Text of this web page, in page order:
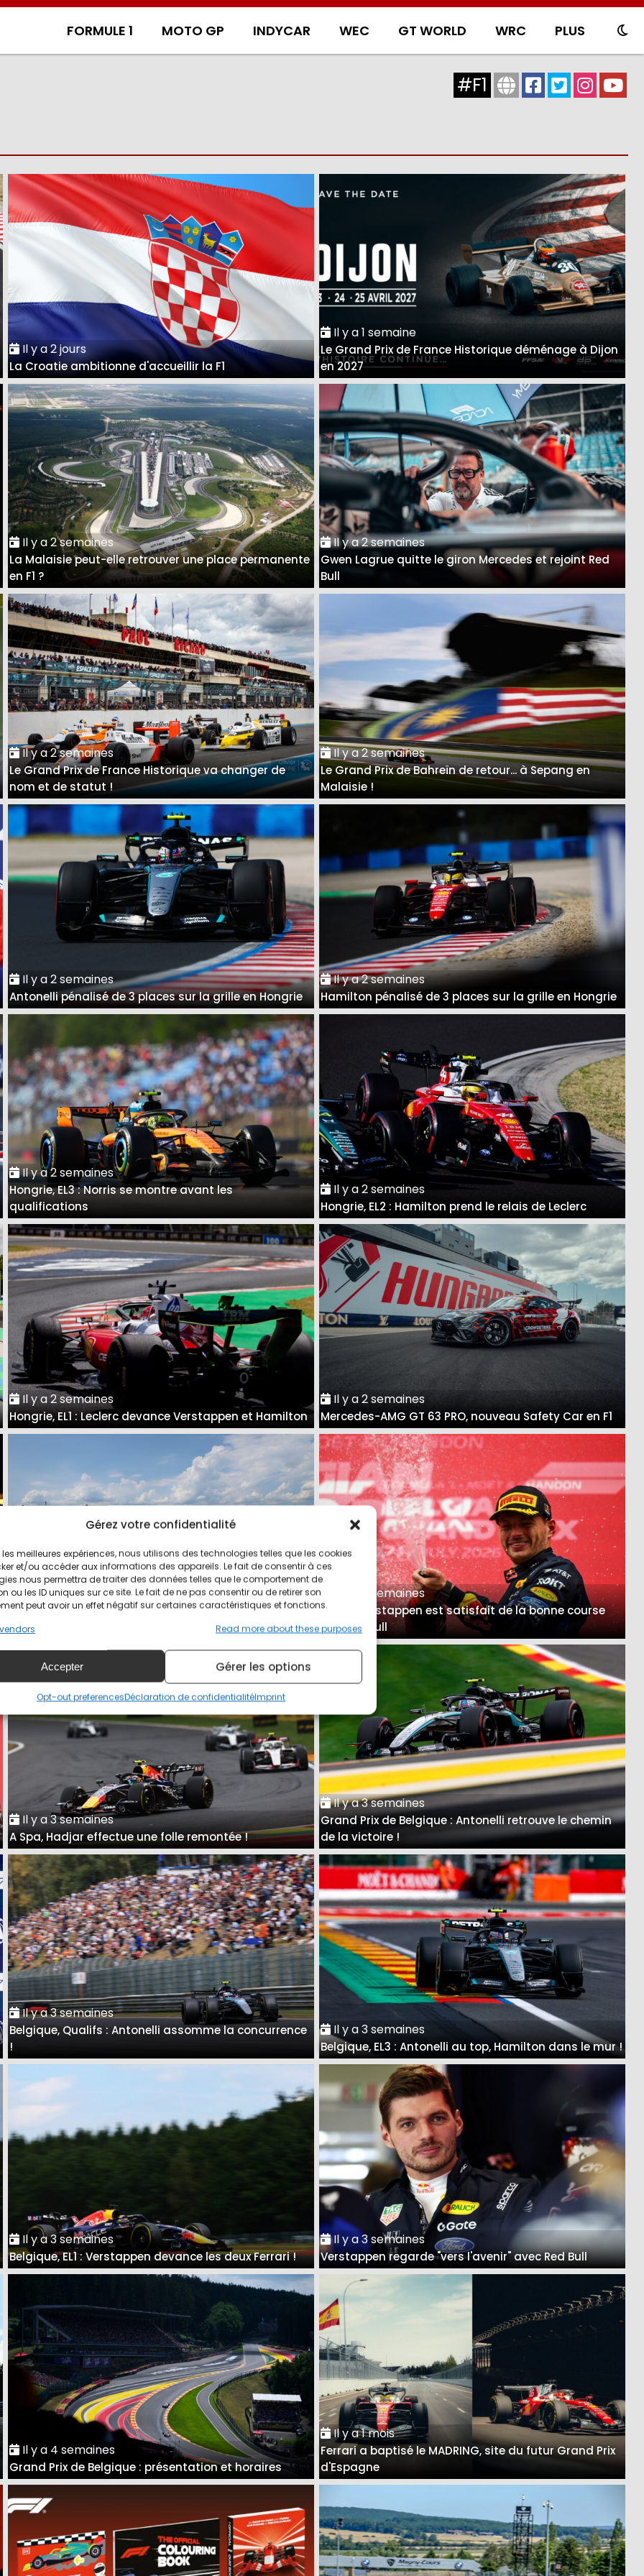
Gérez votre confidentialité
les meilleures expériences, nous utilisons des technologies telles que les cookies
et/ou accéder aux informations des appareils. Le fait de consentir à ces
nous permettra de traiter des données telles que le comportement de
ou les ID uniques sur ce site. Le fait de ne pas consentir ou de retirer son
peut avoir un effet négatif sur certaines caractéristiques et fonctions.
Read more about these purposes
Accepter Gérer les options
Opt-out preferencesDéclaration de confidentialitéImprint
FORMULE 1 MOTO GP INDYCAR WEC GT WORLD WRC PLUS
#F1
Il y a 2 jours
La Croatie ambitionne d'accueillir la F1
Il y a 1 semaine
Le Grand Prix de France Historique déménage à Dijon
en 2027
Il y a 2 semaines
La Malaisie peut-elle retrouver une place permanente
en F1 ?
Il y a 2 semaines
Gwen Lagrue quitte le giron Mercedes et rejoint Red
Bull
Il y a 2 semaines
Le Grand Prix de France Historique va changer de
nom et de statut !
Il y a 2 semaines
Le Grand Prix de Bahreïn de retour... à Sepang en
Malaisie !
Il y a 2 semaines
Antonelli pénalisé de 3 places sur la grille en Hongrie
Il y a 2 semaines
Hamilton pénalisé de 3 places sur la grille en Hongrie
Il y a 2 semaines
Hongrie, EL3 : Norris se montre avant les
qualifications
Il y a 2 semaines
Hongrie, EL2 : Hamilton prend le relais de Leclerc
Il y a 2 semaines
Hongrie, EL1 : Leclerc devance Verstappen et Hamilton
Il y a 2 semaines
Mercedes-AMG GT 63 PRO, nouveau Safety Car en F1
Il y a 3 semaines
Grand Prix de Hongrie : présentation et horaires
Il y a 3 semaines
A Spa, Verstappen est satisfait de la bonne course
des Red Bull
Il y a 3 semaines
A Spa, Hadjar effectue une folle remontée !
Il y a 3 semaines
Grand Prix de Belgique : Antonelli retrouve le chemin
de la victoire !
Il y a 3 semaines
Belgique, Qualifs : Antonelli assomme la concurrence
!
Il y a 3 semaines
Belgique, EL3 : Antonelli au top, Hamilton dans le mur !
Il y a 3 semaines
Belgique, EL1 : Verstappen devance les deux Ferrari !
Il y a 3 semaines
Verstappen regarde "vers l'avenir" avec Red Bull
Il y a 4 semaines
Grand Prix de Belgique : présentation et horaires
Il y a 1 mois
Ferrari a baptisé le MADRING, site du futur Grand Prix
d'Espagne